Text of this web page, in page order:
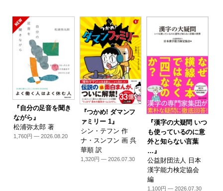
『自分の足音を聞き
ながら』
松浦弥太郎 著
1,760円 — 2026.08.20
『つかめ! ダマンフ
ァミリー 1』
シン・テフン 作
ナ・スンフン 画 呉
華順 訳
1,320円 — 2026.07.30
『漢字の大疑問 いつ
も使っているのに意
外と知らない言葉
…』
公益財団法人 日本
漢字能力検定協会
編
1,100円 — 2026.07.30